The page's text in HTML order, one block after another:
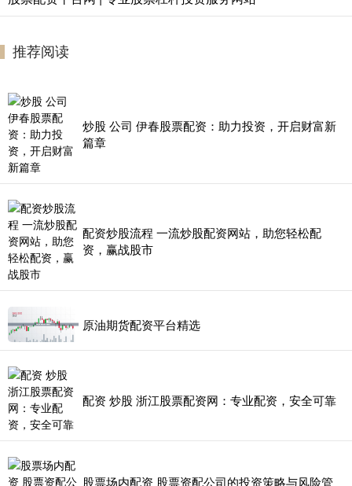
推荐阅读
炒股 公司 伊春股票配资：助力投资，开启财富新
篇章
配资炒股流程 一流炒股配资网站，助您轻松配
资，赢战股市
原油期货配资平台精选
配资 炒股 浙江股票配资网：专业配资，安全可靠
股票场内配资 股票资配公司的投资策略与风险管